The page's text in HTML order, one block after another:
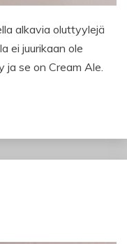
alkavia oluttyylejä
ei juurikaan ole
se on Cream Ale.